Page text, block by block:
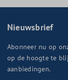
Nieuwsbrief
Abonneer nu op
op de hoogte te
aanbiedingen.